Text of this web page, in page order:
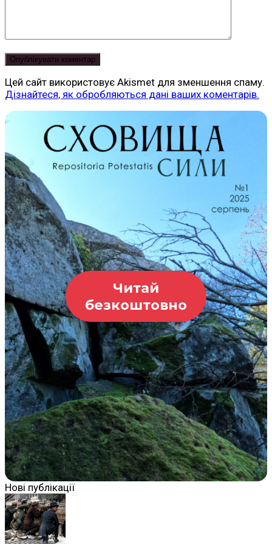
Цей сайт використовує Akismet для зменшення спаму.
Дізнайтеся, як обробляються дані ваших коментарів.
Читай
безкоштовно
Нові публікації